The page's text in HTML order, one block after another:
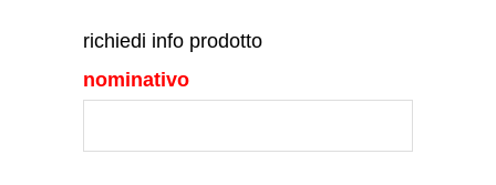
richiedi info prodotto
nominativo